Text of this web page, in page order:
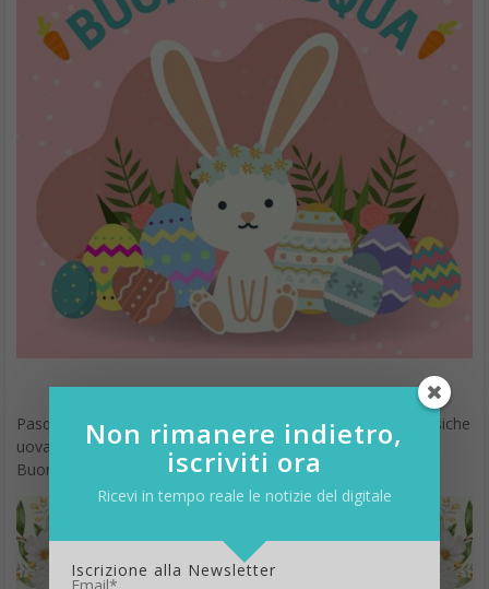
Pasqua è sinonimo di primavera e, quindi, assieme alle classiche
uova, i fiori incarnano questo spirito in questa immagine di
Buona Pasqua, perfetta per celebrare il periodo.
Non rimanere indietro,
iscriviti ora
Ricevi in tempo reale le notizie del digitale
Iscrizione alla Newsletter